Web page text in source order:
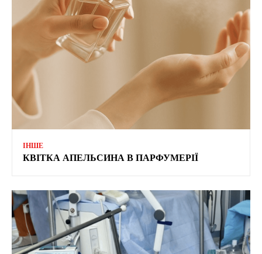
ІНШЕ
КВІТКА АПЕЛЬСИНА В ПАРФУМЕРІЇ